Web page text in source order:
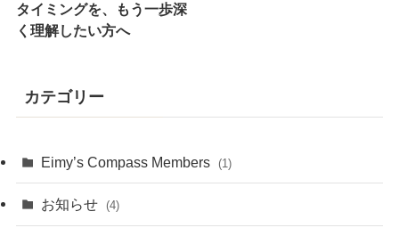
タイミングを、もう一歩深
く理解したい方へ
カテゴリー
Eimy’s Compass Members (1)
お知らせ (4)